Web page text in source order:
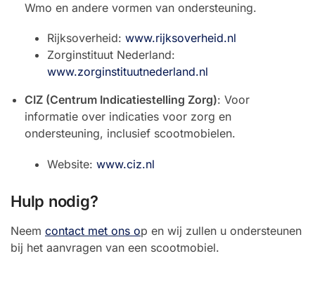
Wmo en andere vormen van ondersteuning.
Rijksoverheid: www.rijksoverheid.nl
Zorginstituut Nederland:
www.zorginstituutnederland.nl
CIZ (Centrum Indicatiestelling Zorg): Voor
informatie over indicaties voor zorg en
ondersteuning, inclusief scootmobielen.
Website: www.ciz.nl
Hulp nodig?
Neem contact met ons op en wij zullen u ondersteunen
bij het aanvragen van een scootmobiel.